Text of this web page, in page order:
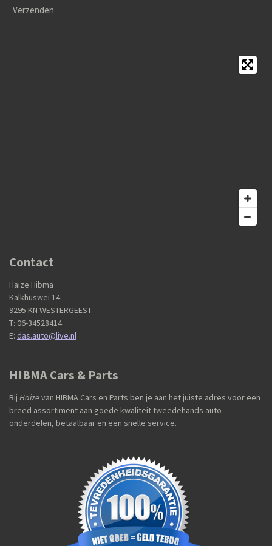
Verzenden
Contact
Haize Hibma
Kalkhuswei 14
9295 KN WESTERGEEST
T: 06-34528414
E: das.auto@live.nl
HIBMA Cars & Parts
Bij Haizevan HIBMA Cars en Parts ben je aan het juiste adres voor een
breed assortiment aan goede kwaliteit tweedehands auto
onderdelen, betaalbaar en een snelle service.